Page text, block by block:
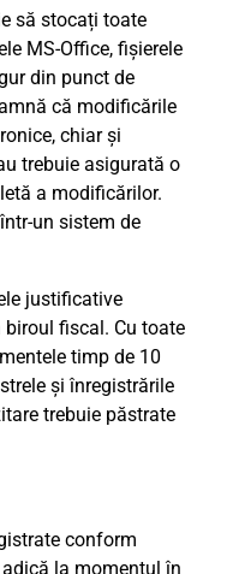
să stocați toate
MS-Office, fișierele
din punct de
că modificările
chiar și
trebuie asigurată o
a modificărilor.
un sistem de
justificative
fiscal. Cu toate
timp de 10
și înregistrările
trebuie păstrate
conform
la momentul în